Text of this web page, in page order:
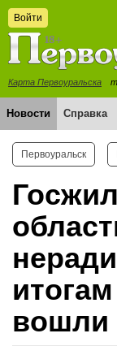
Войти
Карта Первоуральска
Новости Справка
Первоуральск
вошли